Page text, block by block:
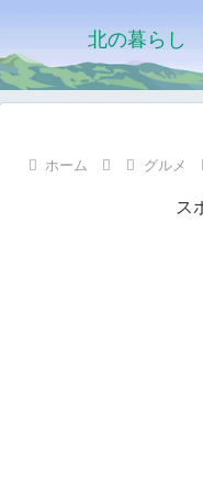
北の暮らし
ホーム グルメ
ス